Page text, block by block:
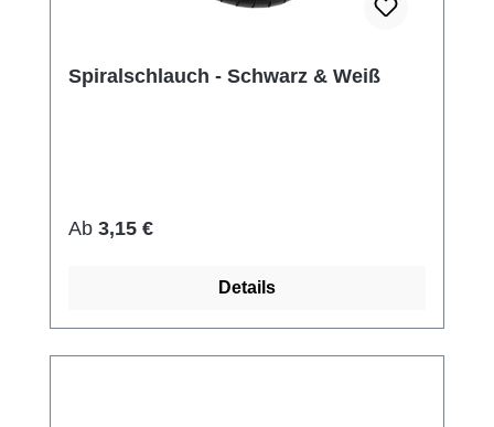
Spiralschlauch - Schwarz & Weiß
Regulärer Preis:
Ab 3,15 €
Details